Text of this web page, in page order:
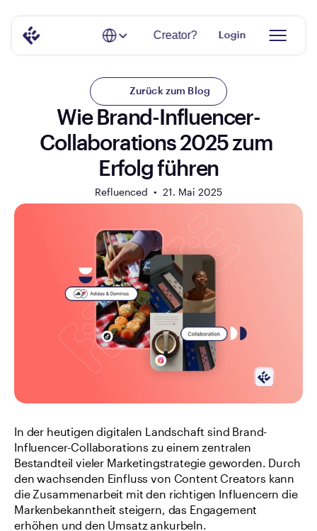
Zurück zum Blog
Wie Brand-Influencer-
Collaborations 2025 zum
Erfolg führen
Refluenced  • 21. Mai 2025
In der heutigen digitalen Landschaft sind Brand-
Influencer-Collaborations zu einem zentralen
Bestandteil vieler Marketingstrategie geworden. Durch
den wachsenden Einfluss von Content Creators kann
die Zusammenarbeit mit den richtigen Influencern die
Markenbekanntheit steigern, das Engagement
erhöhen und den Umsatz ankurbeln.
Select Language
Login
Creator?